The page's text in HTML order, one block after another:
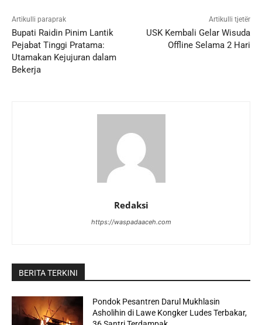
Artikulli paraprak
Bupati Raidin Pinim Lantik
Pejabat Tinggi Pratama:
Utamakan Kejujuran dalam
Bekerja
Artikulli tjetër
USK Kembali Gelar Wisuda
Offline Selama 2 Hari
Redaksi
https://waspadaaceh.com
BERITA TERKINI
Pondok Pesantren Darul Mukhlasin
Asholihin di Lawe Kongker Ludes Terbakar,